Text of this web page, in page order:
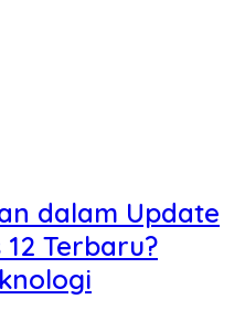
dalam Update
Terbaru?